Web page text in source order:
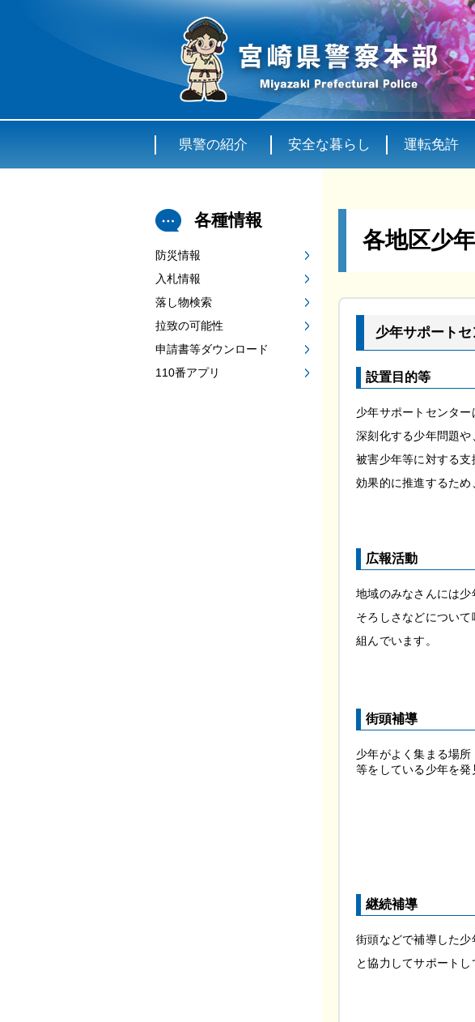
県警の紹介 安全な暮らし 運転免許
各地区少
少年サポート
設置目的等
少年サポートセンター
深刻化する少年問題や
被害少年等に対する
効果的に推進するため
広報活動
地域のみなさんには
そろしさなどについ
組んでいます。
街頭補導
少年がよく集まる場
等をしている少年を発
継続補導
街頭などで補導した
と協力してサポートし
各種情報
防災情報
入札情報
落し物検索
拉致の可能性
申請書等ダウンロード
110番アプリ